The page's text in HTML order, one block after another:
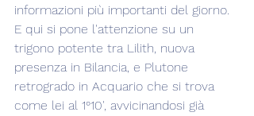
informazioni più importanti del giorno.
E qui si pone l'attenzione su un
trigono potente tra Lilith, nuova
presenza in Bilancia, e Plutone
retrogrado in Acquario che si trova
come lei al 1°10', avvicinandosi già